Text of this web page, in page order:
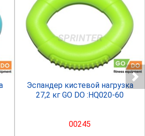
SPRINTER
Эспандер кистевой нагрузка
27,2 кг GO DO :HQ020-60
00245